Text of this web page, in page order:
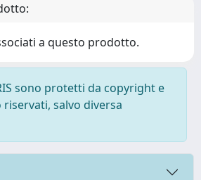
a questo prodotto.
sono protetti da copyright e
salvo diversa